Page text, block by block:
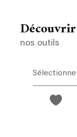
découvrir
nos outils